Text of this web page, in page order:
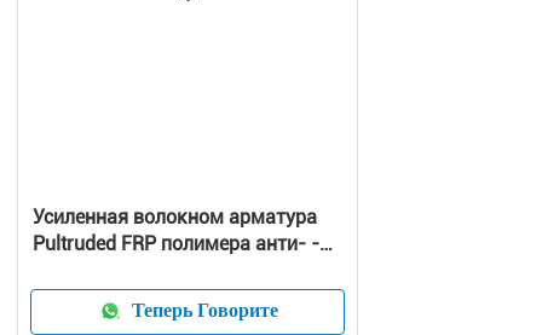
Усиленная волокном арматура
Pultruded FRP полимера анти- -
GRP
Теперь Говорите